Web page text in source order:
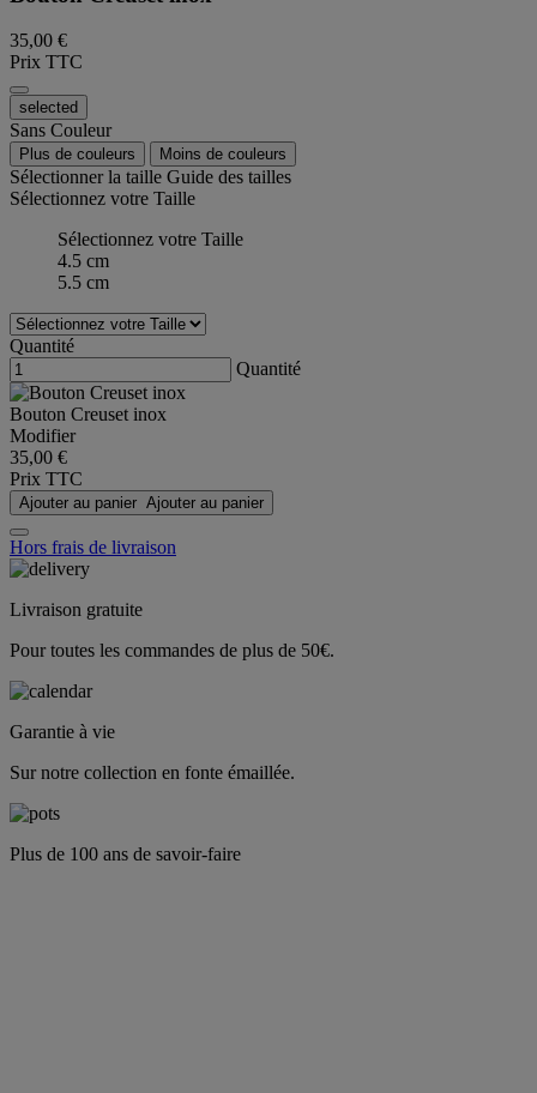
35,00 €
Prix TTC
selected
Sans Couleur
Plus de couleurs Moins de couleurs
Sélectionner la taille Guide des tailles
Sélectionnez votre Taille
Sélectionnez votre Taille
4.5 cm
5.5 cm
Quantité
Quantité
Bouton Creuset inox
Modifier
35,00 €
Prix TTC
Ajouter au panier Ajouter au panier
Hors frais de livraison
Livraison gratuite
Pour toutes les commandes de plus de 50€.
Garantie à vie
Sur notre collection en fonte émaillée.
Plus de 100 ans de savoir-faire